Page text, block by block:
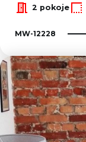
2 pokoje
MW-12228